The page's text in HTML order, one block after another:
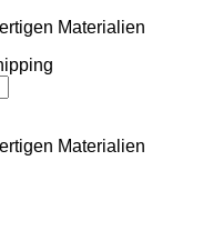
Materialien
Materialien